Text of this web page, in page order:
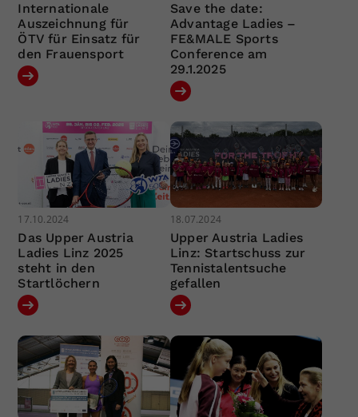
Internationale
Auszeichnung für
ÖTV für Einsatz für
den Frauensport
Save the date:
Advantage Ladies –
FE&MALE Sports
Conference am
29.1.2025
17.10.2024
Das Upper Austria
Ladies Linz 2025
steht in den
Startlöchern
18.07.2024
Upper Austria Ladies
Linz: Startschuss zur
Tennistalentsuche
gefallen